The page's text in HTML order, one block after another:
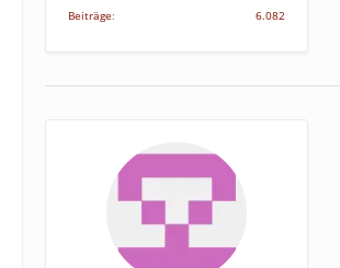
Beiträge
6.082